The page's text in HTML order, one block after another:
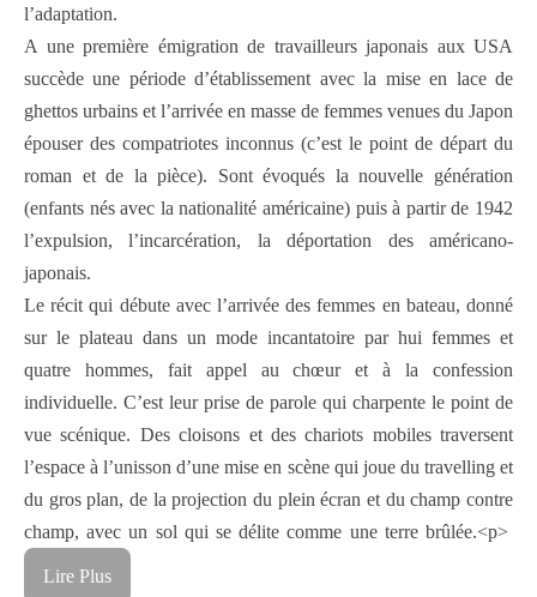
l’adaptation.
A une première émigration de travailleurs japonais aux USA
succède une période d’établissement avec la mise en lace de
ghettos urbains et l’arrivée en masse de femmes venues du Japon
épouser des compatriotes inconnus (c’est le point de départ du
roman et de la pièce). Sont évoqués la nouvelle génération
(enfants nés avec la nationalité américaine) puis à partir de 1942
l’expulsion, l’incarcération, la déportation des américano-
japonais.
Le récit qui débute avec l’arrivée des femmes en bateau, donné
sur le plateau dans un mode incantatoire par hui femmes et
quatre hommes, fait appel au chœur et à la confession
individuelle. C’est leur prise de parole qui charpente le point de
vue scénique. Des cloisons et des chariots mobiles traversent
l’espace à l’unisson d’une mise en scène qui joue du travelling et
du gros plan, de la projection du plein écran et du champ contre
champ, avec un sol qui se délite comme une terre brûlée.<p>
Lire Plus